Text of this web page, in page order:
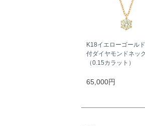
K18イエローゴール
付ダイヤモンドネッ
（0.15カラット）
65,000円